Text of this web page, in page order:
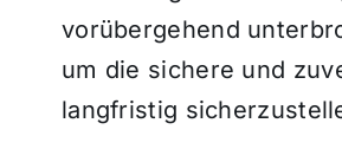
vorübergehend
um die sichere und
langfristig